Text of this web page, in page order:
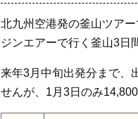
北九州空港発の釜山ツア
ジンエアーで行く釜山3日
来年3月中旬出発分まで、
せんが、1月3日のみ